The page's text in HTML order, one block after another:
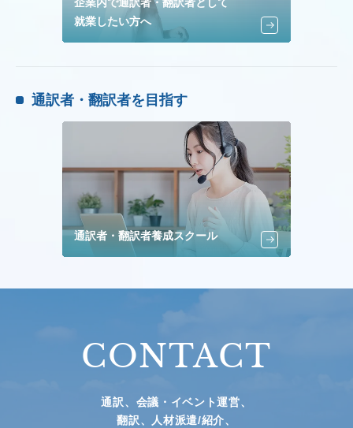
就業したい方へ
通訳者・翻訳者を目指す
通訳者・翻訳者養成スクール
CONTACT
通訳、会議・イベント運営、
翻訳、人材派遣/紹介、